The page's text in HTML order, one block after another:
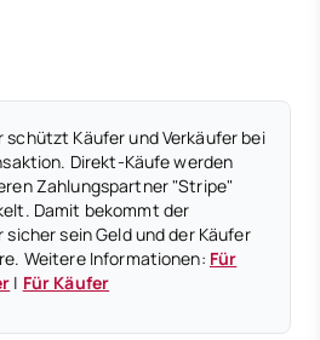
schützt Käufer und Verkäufer bei
Direkt-Käufe werden
Zahlungspartner "Stripe"
Damit bekommt der
sicher sein Geld und der Käufer
Weitere Informationen: Für
| Für Käufer